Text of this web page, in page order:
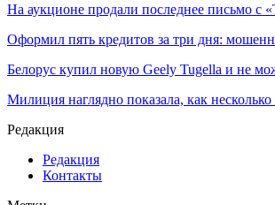
На аукционе продали последнее письмо с
Оформил пять кредитов за три дня:
Белорус купил новую Geely Tugella и не
Милиция наглядно показала, как
Редакция
Редакция
Контакты